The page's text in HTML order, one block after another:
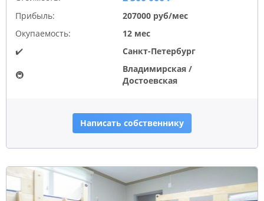
Прибыль:
207000 руб/мес
Окупаемость:
12 мес
✔️
Санкт-Петербург
🚇
Владимирская /
Достоевская
Написать собственнику